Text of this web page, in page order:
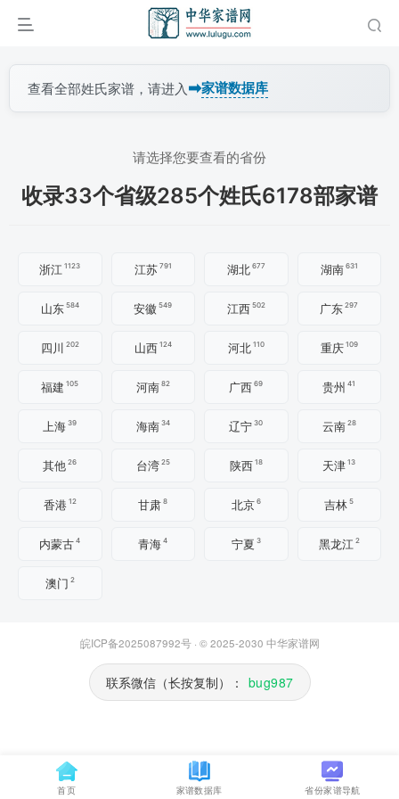
查看全部姓氏家谱，请进入 ➡家谱数据库
请选择您要查看的省份
收录33个省级285个姓氏6178部家谱
浙江 1123 江苏 791 湖北 677 湖南 631
山东 584 安徽 549 江西 502 广东 297
四川 202 山西 124 河北 110 重庆 109
福建 105 河南 82 广西 69 贵州 41
上海 39 海南 34 辽宁 30 云南 28
其他 26 台湾 25 陕西 18 天津 13
香港 12 甘肃 8 北京 6 吉林 5
内蒙古 4 青海 4 宁夏 3 黑龙江 2
澳门 2
皖ICP备2025087992号· © 2025-2030 中华家谱网
联系微信（长按复制）： bug987
首页 家谱数据库 省份家谱导航